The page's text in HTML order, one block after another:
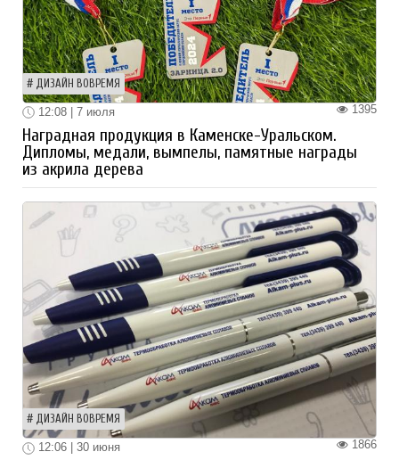
ДИЗАЙН ВОВРЕМЯ
1395
12:08 | 7 июля
Наградная продукция в Каменске-Уральском.
Дипломы, медали, вымпелы, памятные награды
из акрила дерева
ДИЗАЙН ВОВРЕМЯ
1866
12:06 | 30 июня